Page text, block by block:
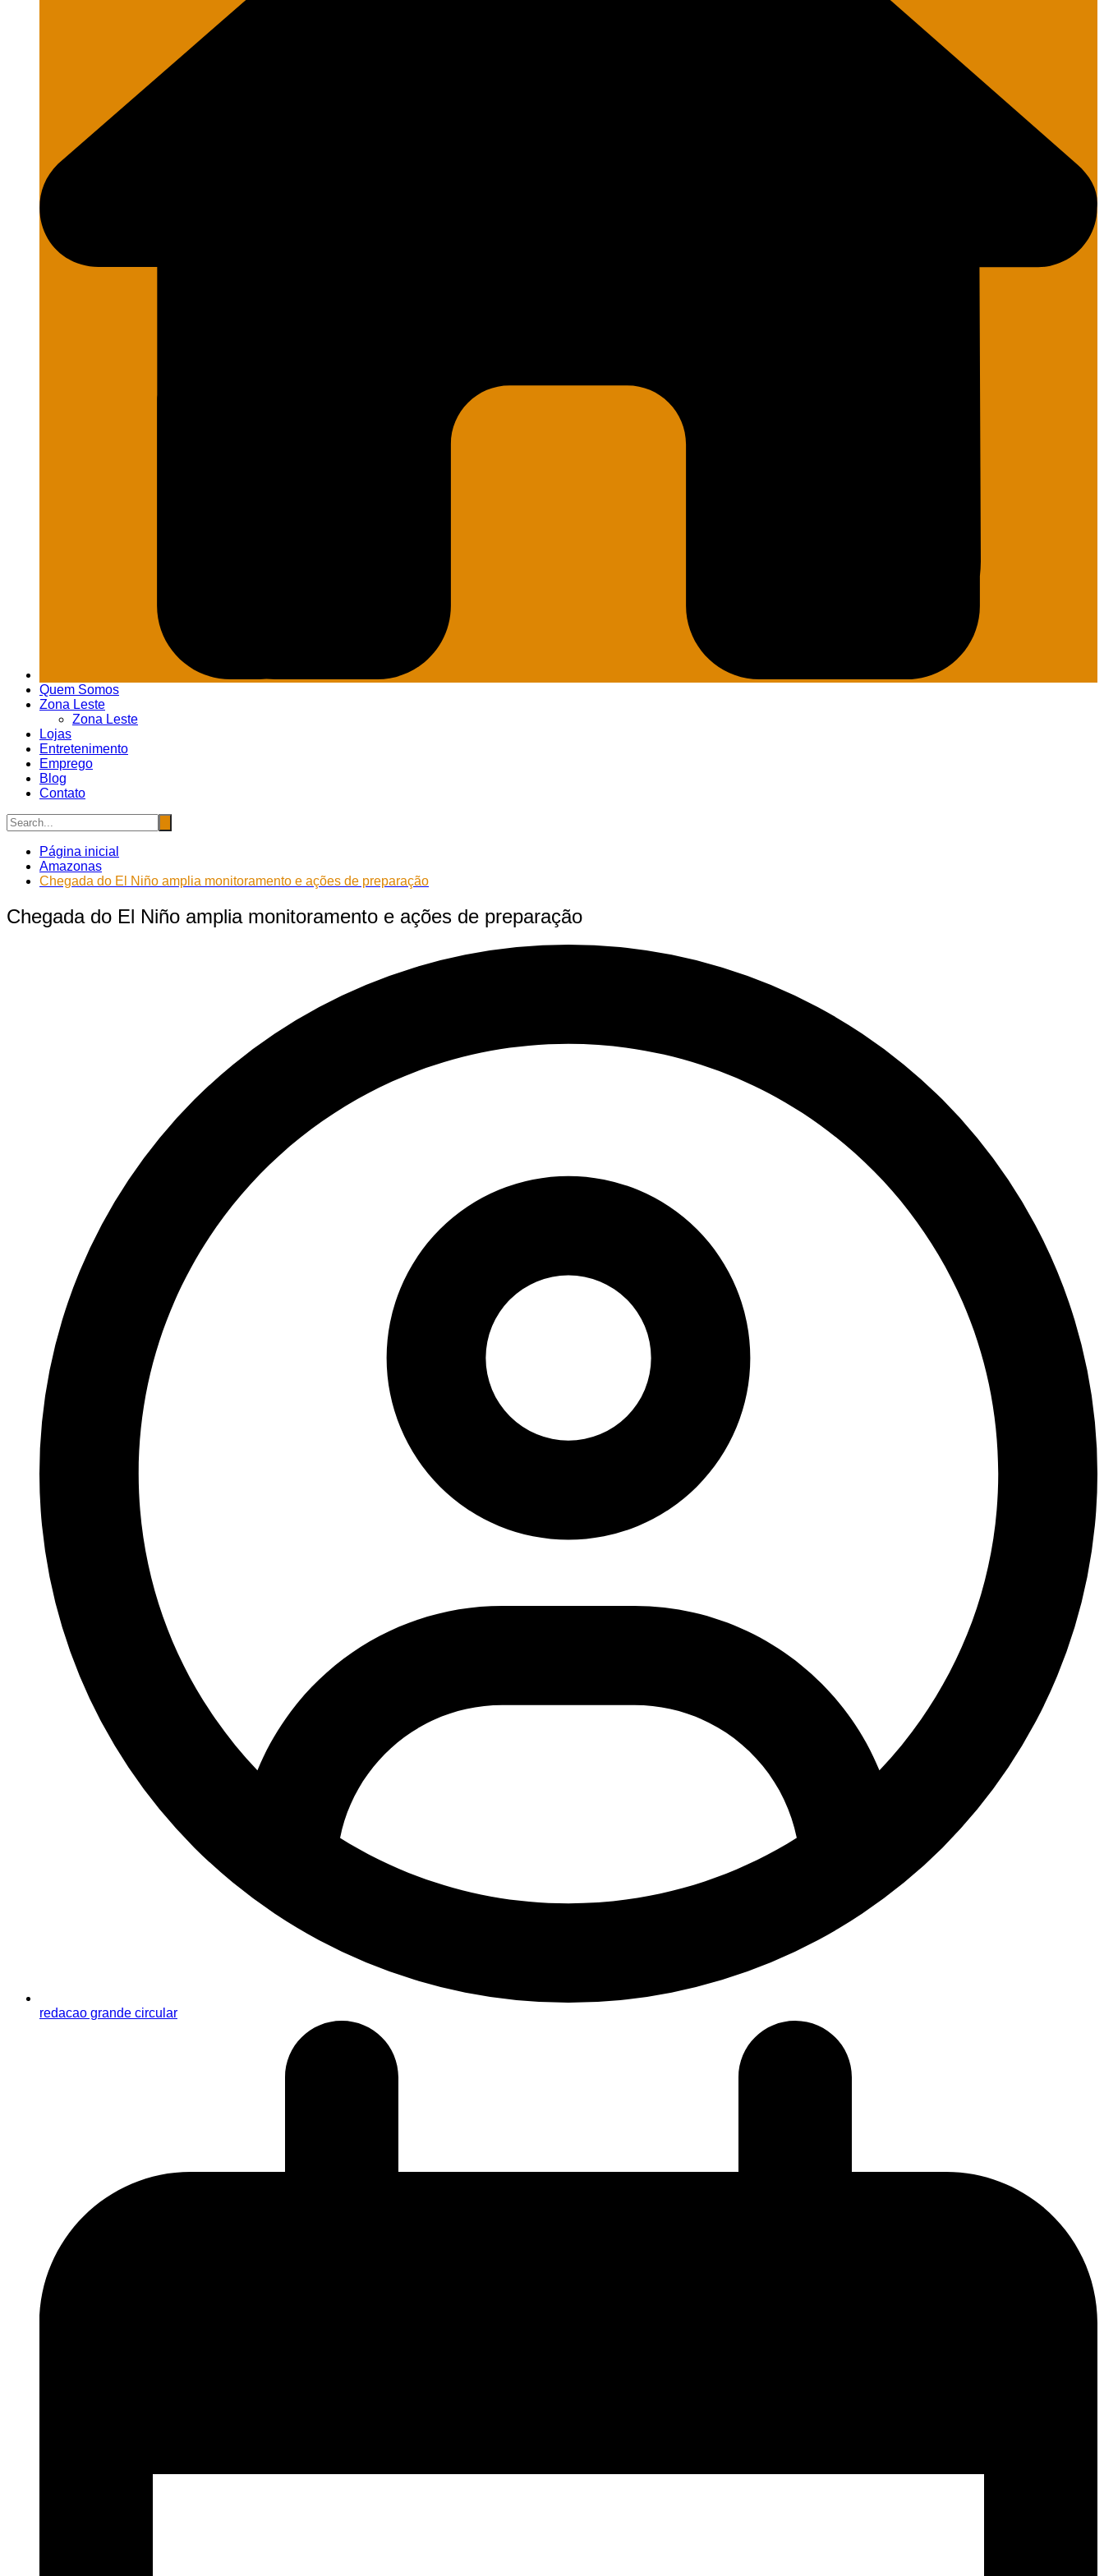
Quem Somos
Zona Leste
Zona Leste
Lojas
Entretenimento
Emprego
Blog
Contato
Página inicial
Amazonas
Chegada do El Niño amplia monitoramento e ações de preparação
Chegada do El Niño amplia monitoramento e ações de preparação
redacao grande circular